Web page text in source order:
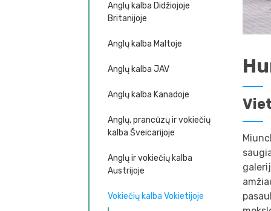
Anglų kalba Didžiojoje
Britanijoje
Anglų kalba Maltoje
Anglų kalba JAV
Anglų kalba Kanadoje
Anglų, prancūzų ir vokiečių
kalba Šveicarijoje
Anglų ir vokiečių kalba
Austrijoje
Vokiečių kalba Vokietijoje